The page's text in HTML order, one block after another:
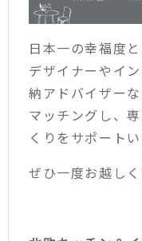
日本一の幸福度
デザイナーやイ
納アドバイザー
マッチングし、
くりをサポートい
ぜひ一度お越しく